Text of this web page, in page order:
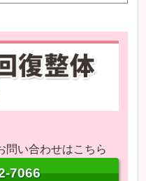
問い合わせはこちら
7066